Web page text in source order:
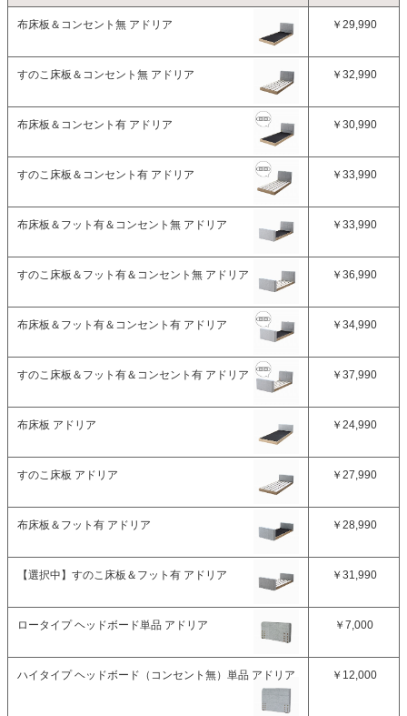
布床板＆コンセント無 アドリア ￥29,990
すのこ床板＆コンセント無 アドリア ￥32,990
布床板＆コンセント有 アドリア ￥30,990
すのこ床板＆コンセント有 アドリア ￥33,990
布床板＆フット有＆コンセント無 アドリア ￥33,990
すのこ床板＆フット有＆コンセント無 アドリア ￥36,990
布床板＆フット有＆コンセント有 アドリア ￥34,990
すのこ床板＆フット有＆コンセント有 アドリア ￥37,990
布床板 アドリア ￥24,990
すのこ床板 アドリア ￥27,990
布床板＆フット有 アドリア ￥28,990
【選択中】 すのこ床板＆フット有 アドリア ￥31,990
ロータイプ ヘッドボード単品 アドリア ￥7,000
ハイタイプ ヘッドボード（コンセント無）単品 アドリア ￥12,000